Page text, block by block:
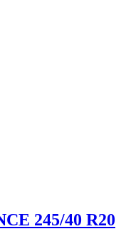
245/40 R20